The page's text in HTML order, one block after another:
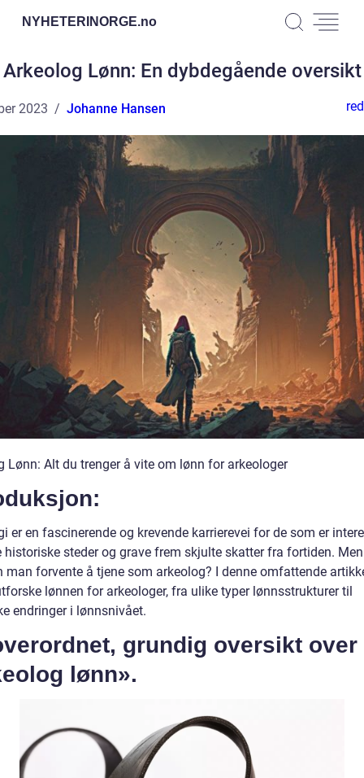
NYHETERINORGE.no
Arkeolog Lønn: En dybdegående oversikt
2023 Johanne Hansen
Lønn: Alt du trenger å vite om lønn for arkeologer
er en fascinerende og krevende karrierevei for de som er
historiske steder og grave frem skjulte skatter fra fortiden.
man forvente å tjene som arkeolog? I denne omfattende
lønnen for arkeologer, fra ulike typer lønnsstrukturer til
endringer i lønnsnivået.
grundig oversikt over
lønn».